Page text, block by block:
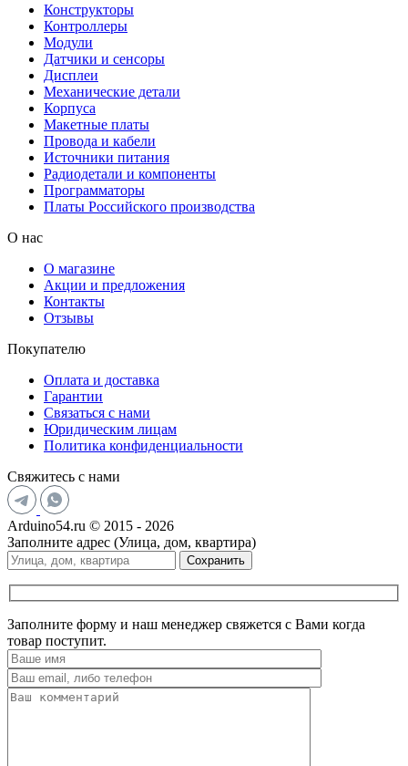
Конструкторы
Контроллеры
Модули
Датчики и сенсоры
Дисплеи
Механические детали
Корпуса
Макетные платы
Провода и кабели
Источники питания
Радиодетали и компоненты
Программаторы
Платы Российского производства
О нас
О магазине
Акции и предложения
Контакты
Отзывы
Покупателю
Оплата и доставка
Гарантии
Связаться с нами
Юридическим лицам
Политика конфиденциальности
Свяжитесь с нами
Arduino54.ru © 2015 - 2026
Заполните адрес (Улица, дом, квартира)
Сохранить
Заполните форму и наш менеджер свяжется с Вами когда
товар поступит.